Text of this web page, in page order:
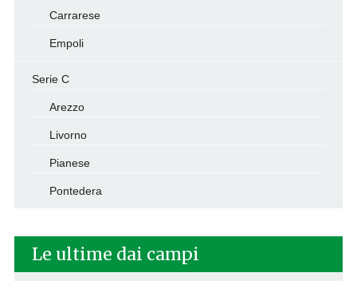
Carrarese
Empoli
Serie C
Arezzo
Livorno
Pianese
Pontedera
Le ultime dai campi